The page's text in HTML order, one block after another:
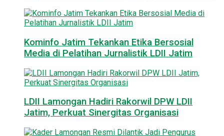
Kominfo Jatim Tekankan Etika Bersosial
Media di Pelatihan Jurnalistik LDII Jatim
LDII Lamongan Hadiri Rakorwil DPW LDII
Jatim, Perkuat Sinergitas Organisasi